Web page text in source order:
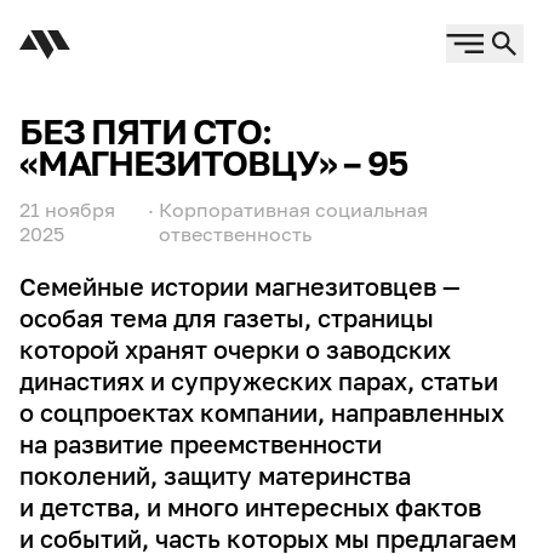
БЕЗ ПЯТИ СТО:
«МАГНЕЗИТОВЦУ» – 95
21 ноября
2025
· Корпоративная социальная
отвественность
Семейные истории магнезитовцев —
особая тема для газеты, страницы
которой хранят очерки о заводских
династиях и супружеских парах, статьи
о соцпроектах компании, направленных
на развитие преемственности
поколений, защиту материнства
и детства, и много интересных фактов
и событий, часть которых мы предлагаем